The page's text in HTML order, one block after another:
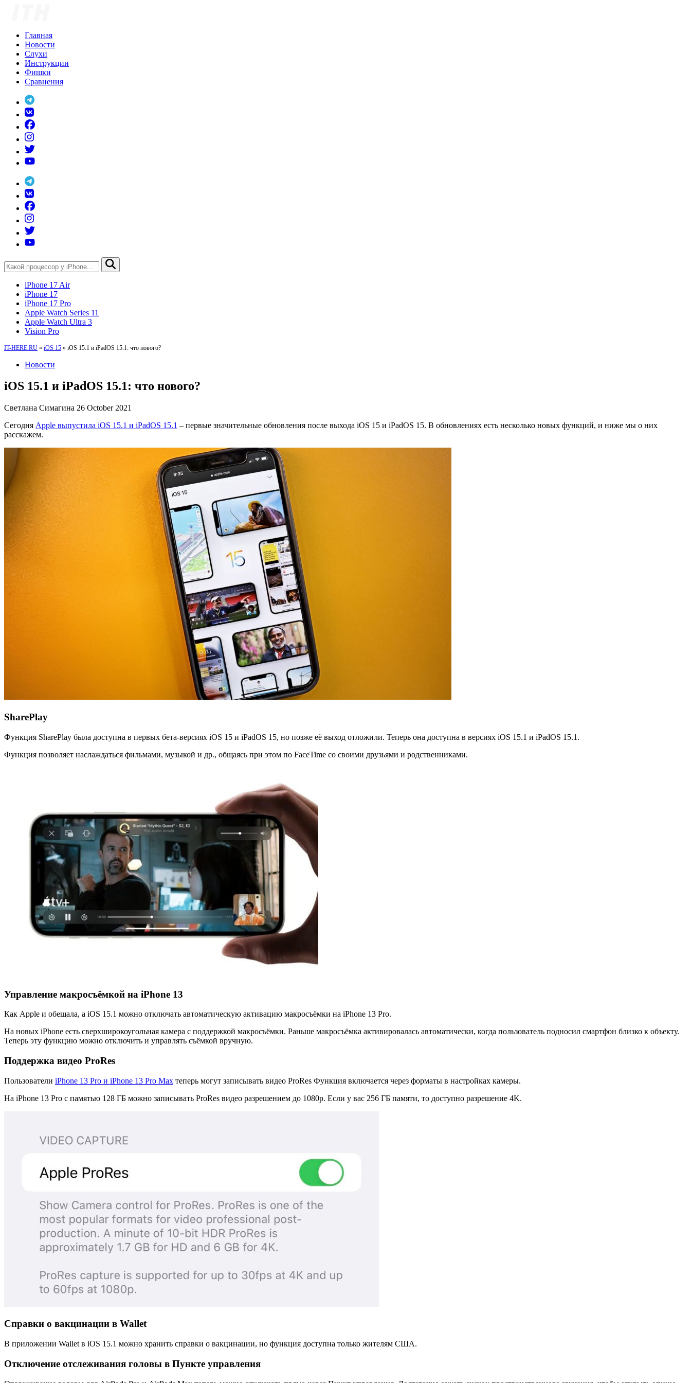
Главная
Новости
Слухи
Инструкции
Фишки
Сравнения
iPhone 17 Air
iPhone 17
iPhone 17 Pro
Apple Watch Series 11
Apple Watch Ultra 3
Vision Pro
IT-HERE.RU » iOS 15 » iOS 15.1 и iPadOS 15.1: что нового?
Новости
iOS 15.1 и iPadOS 15.1: что нового?
Светлана Симагина 26 October 2021
Сегодня Apple выпустила iOS 15.1 и iPadOS 15.1 – первые значительные обновления после выхода iOS 15 и iPadOS 15. В обновлениях есть несколько новых функций, и ниже мы о них
расскажем.
SharePlay
Функция SharePlay была доступна в первых бета-версиях iOS 15 и iPadOS 15, но позже её выход отложили. Теперь она доступна в версиях iOS 15.1 и iPadOS 15.1.
Функция позволяет наслаждаться фильмами, музыкой и др., общаясь при этом по FaceTime со своими друзьями и родственниками.
Управление макросъёмкой на iPhone 13
Как Apple и обещала, а iOS 15.1 можно отключать автоматическую активацию макросъёмки на iPhone 13 Pro.
На новых iPhone есть сверхширокоугольная камера с поддержкой макросъёмки. Раньше макросъёмка активировалась автоматически, когда пользователь подносил смартфон близко к объекту.
Теперь эту функцию можно отключить и управлять съёмкой вручную.
Поддержка видео ProRes
Пользователи iPhone 13 Pro и iPhone 13 Pro Max теперь могут записывать видео ProRes Функция включается через форматы в настройках камеры.
На iPhone 13 Pro с памятью 128 ГБ можно записывать ProRes видео разрешением до 1080p. Если у вас 256 ГБ памяти, то доступно разрешение 4K.
Справки о вакцинации в Wallet
В приложении Wallet в iOS 15.1 можно хранить справки о вакцинации, но функция доступна только жителям США.
Отключение отслеживания головы в Пункте управления